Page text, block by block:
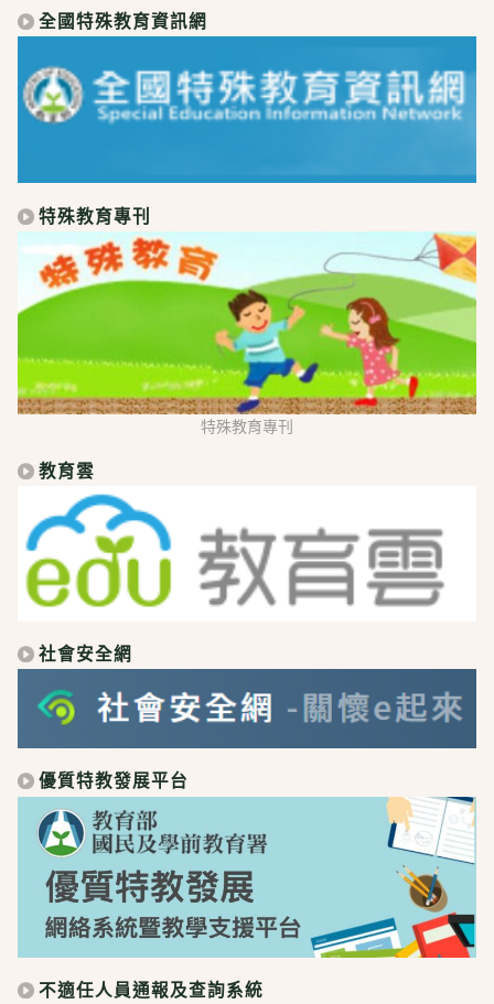
全國特殊教育資訊網
特殊教育專刊
特殊教育專刊
教育雲
社會安全網
優質特教發展平台
不適任人員通報及查詢系統